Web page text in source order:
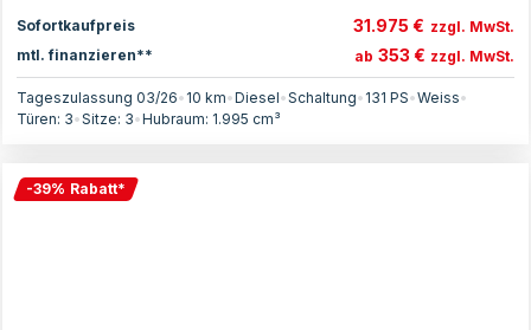
Sofortkaufpreis 31.975 € zzgl. MwSt.
mtl. finanzieren**
ab 353 € zzgl. MwSt.
Tageszulassung 03/26• 10 km•Diesel•Schaltung• 131 PS•Weiss•
Türen: 3•Sitze: 3•Hubraum: 1.995 cm³
-39% Rabatt*